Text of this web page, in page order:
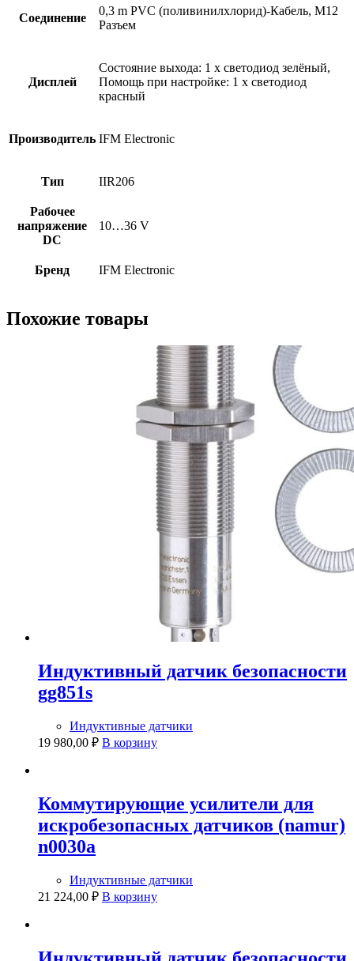
Соединение
0,3 m PVC (поливинилхлорид)-Кабель, M12
Разъем
Дисплей
Состояние выхода: 1 x светодиод зелёный,
Помощь при настройке: 1 x светодиод
красный
Производитель IFM Electronic
Тип IIR206
Рабочее
напряжение
DC
10…36 V
Бренд IFM Electronic
Похожие товары
Индуктивный датчик безопасности
gg851s
Индуктивные датчики
19 980,00 ₽ В корзину
Коммутирующие усилители для
искробезопасных датчиков (namur)
n0030a
Индуктивные датчики
21 224,00 ₽ В корзину